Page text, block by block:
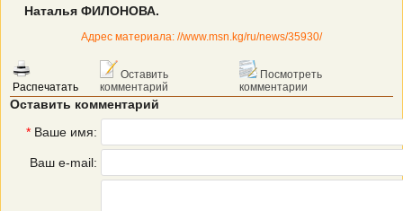
Наталья ФИЛОНОВА.
Адрес материала: //www.msn.kg/ru/news/35930/
Распечатать
Оставить
комментарий
Посмотреть
комментарии
Оставить комментарий
* Ваше имя:
Ваш e-mail: